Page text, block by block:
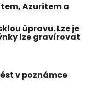
Azuritem a
úpravu. Lze je
lze gravírovat
v poznámce